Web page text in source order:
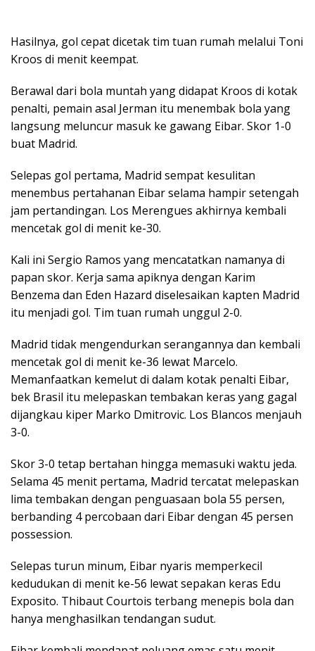
Hasilnya, gol cepat dicetak tim tuan rumah melalui Toni
Kroos di menit keempat.
Berawal dari bola muntah yang didapat Kroos di kotak
penalti, pemain asal Jerman itu menembak bola yang
langsung meluncur masuk ke gawang Eibar. Skor 1-0
buat Madrid.
Selepas gol pertama, Madrid sempat kesulitan
menembus pertahanan Eibar selama hampir setengah
jam pertandingan. Los Merengues akhirnya kembali
mencetak gol di menit ke-30.
Kali ini Sergio Ramos yang mencatatkan namanya di
papan skor. Kerja sama apiknya dengan Karim
Benzema dan Eden Hazard diselesaikan kapten Madrid
itu menjadi gol. Tim tuan rumah unggul 2-0.
Madrid tidak mengendurkan serangannya dan kembali
mencetak gol di menit ke-36 lewat Marcelo.
Memanfaatkan kemelut di dalam kotak penalti Eibar,
bek Brasil itu melepaskan tembakan keras yang gagal
dijangkau kiper Marko Dmitrovic. Los Blancos menjauh
3-0.
Skor 3-0 tetap bertahan hingga memasuki waktu jeda.
Selama 45 menit pertama, Madrid tercatat melepaskan
lima tembakan dengan penguasaan bola 55 persen,
berbanding 4 percobaan dari Eibar dengan 45 persen
possession.
Selepas turun minum, Eibar nyaris memperkecil
kedudukan di menit ke-56 lewat sepakan keras Edu
Exposito. Thibaut Courtois terbang menepis bola dan
hanya menghasilkan tendangan sudut.